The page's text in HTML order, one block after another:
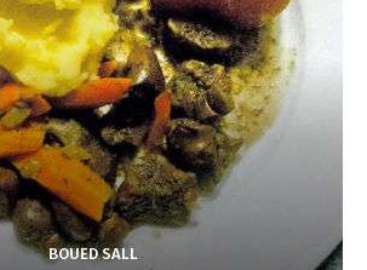
BOUED SALL